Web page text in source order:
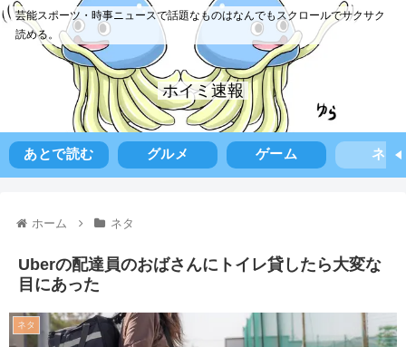
芸能スポーツ・時事ニュースで話題なものはなんでもスクロールでサクサク
読める。
ホイミ速報
あとで読む グルメ ゲーム ネタ
ホーム ネタ
Uberの配達員のおばさんにトイレ貸したら大変な
目にあった
ネタ